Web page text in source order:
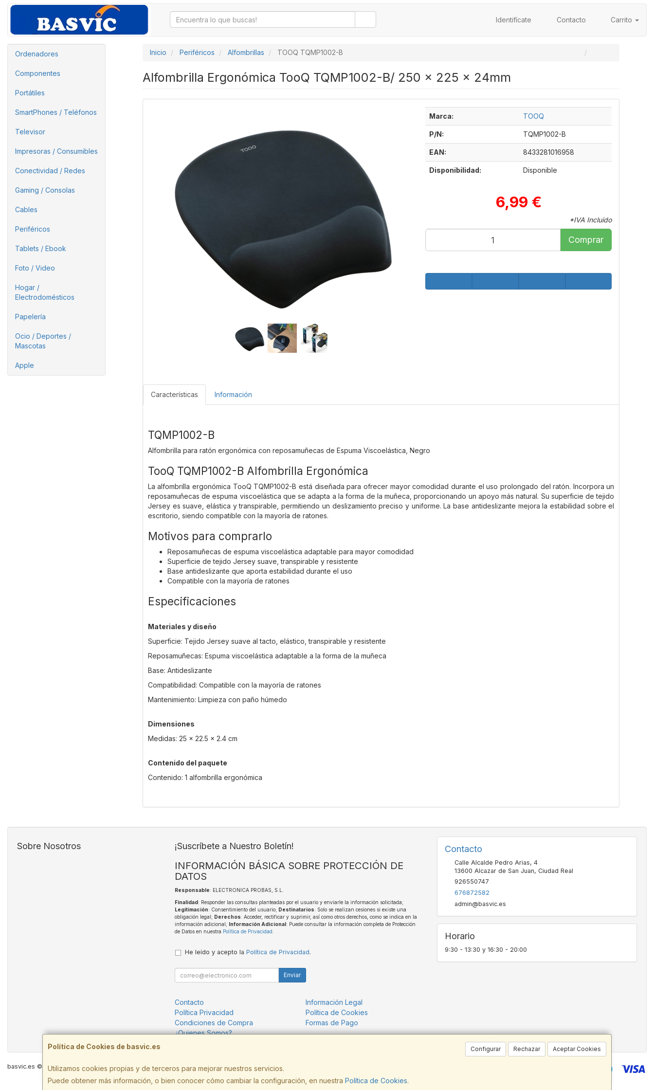
Identifícate Contacto Carrito
Ordenadores
Componentes
Portátiles
SmartPhones / Teléfonos
Televisor
Impresoras / Consumibles
Conectividad / Redes
Gaming / Consolas
Cables
Periféricos
Tablets / Ebook
Foto / Video
Hogar /
Electrodomésticos
Papelería
Ocio / Deportes /
Mascotas
Apple
Inicio Periféricos Alfombrillas TOOQ TQMP1002-B
Alfombrilla Ergonómica TooQ TQMP1002-B/ 250 x 225 x 24mm
Marca: TOOQ
P/N: TQMP1002-B
EAN: 8433281016958
Disponibilidad: Disponible
6,99 €
*IVA Incluido
Comprar
Características Información
TQMP1002-B
Alfombrilla para ratón ergonómica con reposamuñecas de Espuma Viscoelástica, Negro
TooQ TQMP1002-B Alfombrilla Ergonómica
La alfombrilla ergonómica TooQ TQMP1002-B está diseñada para ofrecer mayor comodidad durante el uso prolongado del ratón. Incorpora un
reposamuñecas de espuma viscoelástica que se adapta a la forma de la muñeca, proporcionando un apoyo más natural. Su superficie de tejido
Jersey es suave, elástica y transpirable, permitiendo un deslizamiento preciso y uniforme. La base antideslizante mejora la estabilidad sobre el
escritorio, siendo compatible con la mayoría de ratones.
Motivos para comprarlo
Reposamuñecas de espuma viscoelástica adaptable para mayor comodidad
Superficie de tejido Jersey suave, transpirable y resistente
Base antideslizante que aporta estabilidad durante el uso
Compatible con la mayoría de ratones
Especificaciones
Materiales y diseño
Superficie: Tejido Jersey suave al tacto, elástico, transpirable y resistente
Reposamuñecas: Espuma viscoelástica adaptable a la forma de la muñeca
Base: Antideslizante
Compatibilidad: Compatible con la mayoría de ratones
Mantenimiento: Limpieza con paño húmedo
Dimensiones
Medidas: 25 x 22.5 x 2.4 cm
Contenido del paquete
Contenido: 1 alfombrilla ergonómica
Política de Cookies de basvic.es Configurar Rechazar Aceptar Cookies
Utilizamos cookies propias y de terceros para mejorar nuestros servicios.
Puede obtener más información, o bien conocer cómo cambiar la configuración, en nuestra Política de Cookies.
Sobre Nosotros ¡Suscríbete a Nuestro Boletín!
INFORMACIÓN BÁSICA SOBRE PROTECCIÓN DE
DATOS
Responsable: ELECTRONICA PROBAS, S.L.
Finalidad : Responder las consultas planteadas por el usuario y enviarle la información solicitada;
Legitimación: Consentimiento del usuario; Destinatarios: Solo se realizan cesiones si existe una
obligación legal; Derechos: Acceder, rectificar y suprimir, así como otros derechos, como se indica en la
información adicional;
Información Adicional : Puede consultar la información completa de Protección
de Datos en nuestra Política de Privacidad
He leído y acepto la Política de Privacidad.
Enviar
Contacto
Información Legal
Política Privacidad
Política de Cookies
Condiciones de Compra
Formas de Pago
¿Quienes Somos?
Contacto
Calle Alcalde Pedro Arias, 4
13600 Alcazar de San Juan, Ciudad Real
926550747
676872582
admin@basvic.es
Horario
9:30 - 13:30 y 16:30 - 20:00
basvic.es © 2026
, , , , España. - C.I.F.: B13209440 - Tfno: